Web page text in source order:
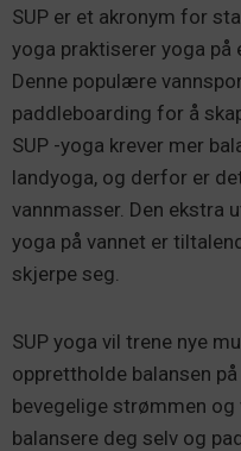
SUP er et akronym for
yoga praktiserer yoga på
Denne populære
paddleboarding for å
SUP -yoga krever mer
landyoga, og derfor er
vannmasser. Den ekstra
yoga på vannet er
skjerpe seg.
SUP yoga vil trene nye
opprettholde balansen
bevegelige strømmen
balansere deg selv og